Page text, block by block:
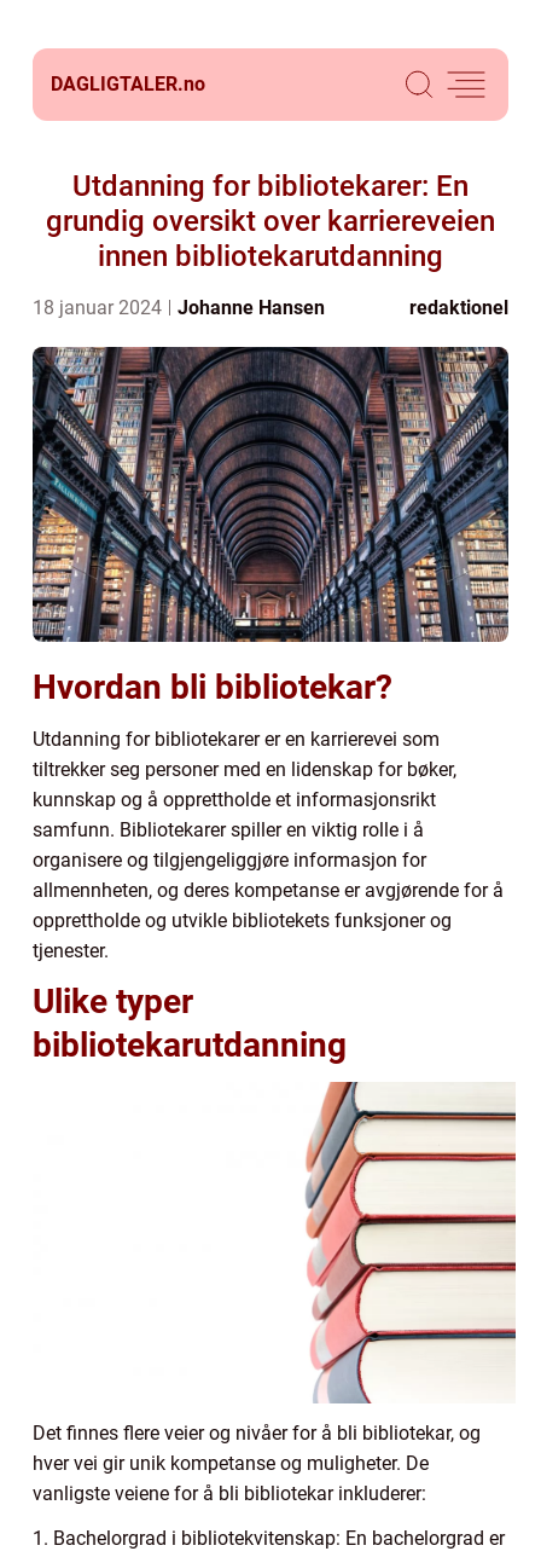
DAGLIGTALER.no
Utdanning for bibliotekarer: En
grundig oversikt over karriereveien
innen bibliotekarutdanning
18 januar 2024 Johanne Hansen redaktionel
Hvordan bli bibliotekar?
Utdanning for bibliotekarer er en karrierevei som
tiltrekker seg personer med en lidenskap for bøker,
kunnskap og å opprettholde et informasjonsrikt
samfunn. Bibliotekarer spiller en viktig rolle i å
organisere og tilgjengeliggjøre informasjon for
allmennheten, og deres kompetanse er avgjørende for å
opprettholde og utvikle bibliotekets funksjoner og
tjenester.
Ulike typer
bibliotekarutdanning
Det finnes flere veier og nivåer for å bli bibliotekar, og
hver vei gir unik kompetanse og muligheter. De
vanligste veiene for å bli bibliotekar inkluderer:
1. Bachelorgrad i bibliotekvitenskap: En bachelorgrad er